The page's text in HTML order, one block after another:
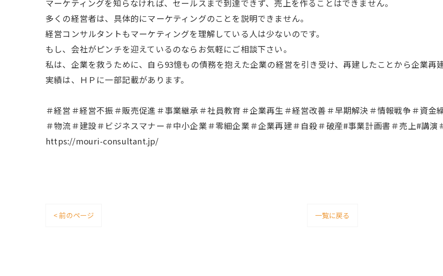
マーケティングを知らなければ、セールスまで到達できず、売上を作ることはできません。
多くの経営者は、具体的にマーケティングのことを説明できません。
経営コンサルタントもマーケティングを理解している人は少ないのです。
もし、会社がピンチを迎えているのならお気軽にご相談下さい。
私は、企業を救うために、自ら93憶もの債務を抱えた企業の経営を引き受け、再建したことから企業再
実績は、ＨＰに一部記載があります。
＃経営＃経営不振＃販売促進＃事業継承＃社員教育＃企業再生＃経営改善＃早期解決＃情報戦争＃資金
＃物流＃建設＃ビジネスマナー＃中小企業＃零細企業＃企業再建＃自殺＃破産#事業計画書＃売上#講演
https://mouri-consultant.jp/
< 前のページ 一覧に戻る